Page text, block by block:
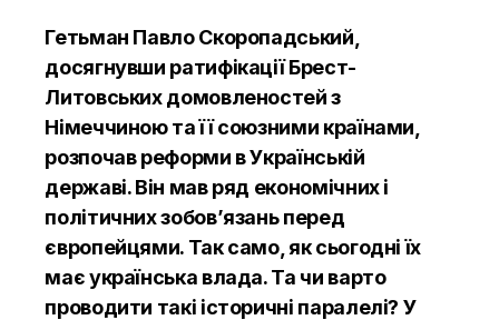
Гетьман Павло Скоропадський,
досягнувши ратифікації Брест-
Литовських домовленостей з
Німеччиною та її союзними країнами,
розпочав реформи в Українській
державі. Він мав ряд економічних і
політичних зобов’язань перед
європейцями. Так само, як сьогодні їх
має українська влада. Та чи варто
проводити такі історичні паралелі? У